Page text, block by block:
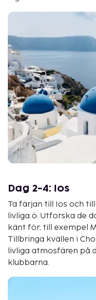
Dag 2-4: Ios
Ta färjan till Ios och
livliga ö. Utforska de
känt för, till exempel
Tillbringa kvällen i
livliga atmosfären på
klubbarna.